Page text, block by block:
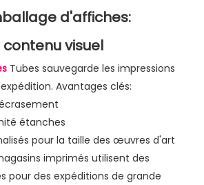
d'affiches:
visuel
Tubes sauvegarde les impressions
Avantages clés:
étanches
pour la taille des œuvres d'art
imprimés utilisent des
pour des expéditions de grande